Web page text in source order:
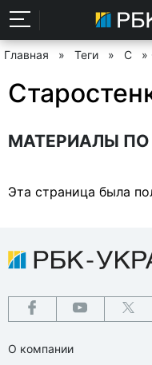
Главная » Теги » С »
МАТЕРИАЛЫ ПО
Эта страница была
О компании